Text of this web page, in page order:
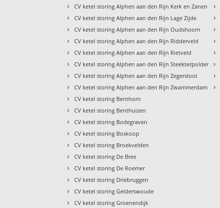
› CV ketel storing Alphen aan den Rijn Kerk en Zanen
› CV ketel storing Alphen aan den Rijn Lage Zijde
› CV ketel storing Alphen aan den Rijn Oudshoorn
› CV ketel storing Alphen aan den Rijn Ridderveld
› CV ketel storing Alphen aan den Rijn Rietveld
› CV ketel storing Alphen aan den Rijn Steekterpolder
› CV ketel storing Alphen aan den Rijn Zegersloot
› CV ketel storing Alphen aan den Rijn Zwammerdam
› CV ketel storing Benthorn
› CV ketel storing Benthuizen
› CV ketel storing Bodegraven
› CV ketel storing Boskoop
› CV ketel storing Broekvelden
› CV ketel storing De Bree
› CV ketel storing De Roemer
› CV ketel storing Driebruggen
› CV ketel storing Gelderswoude
› CV ketel storing Groenendijk
›
›
›
›
›
›
›
›